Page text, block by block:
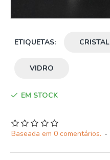
ETIQUETAS: CRISTAL
VIDRO
EM STOCK
Baseada em 0 comentários. -